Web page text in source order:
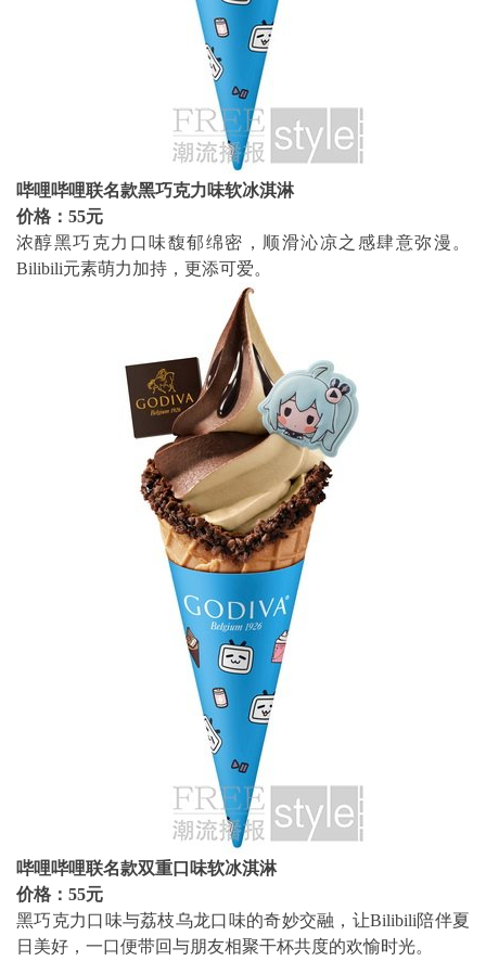
哔哩哔哩联名款黑巧克力味软冰淇淋
价格：55元
浓醇黑巧克力口味馥郁绵密，顺滑沁凉之感肆意弥漫。
Bilibili元素萌力加持，更添可爱。
哔哩哔哩联名款双重口味软冰淇淋
价格：55元
黑巧克力口味与荔枝乌龙口味的奇妙交融，让Bilibili陪伴夏
日美好，一口便带回与朋友相聚干杯共度的欢愉时光。